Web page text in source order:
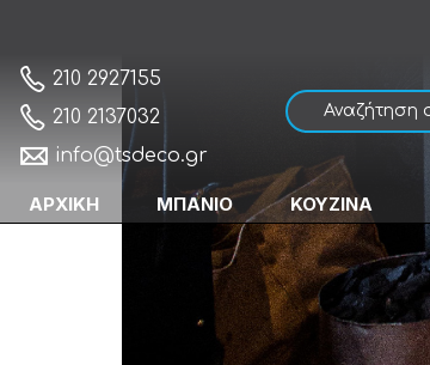
210 2927155
210 2137032
info@tsdeco.gr
ΑΡΧΙΚΗ ΜΠΑΝΙΟ ΚΟΥΖΙΝΑ